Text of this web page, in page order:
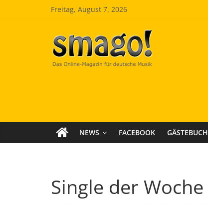
Freitag, August 7, 2026
Smago
SchlagerMAGazinOnline
NEWS FACEBOOK GÄSTEBUCH
Single der Woche